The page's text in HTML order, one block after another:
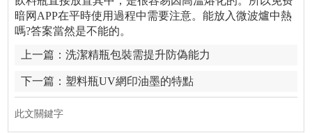
暗网APP在平時使用過程中需要注意。能放入微波爐中熱
嗎?答案當然是不能的。
上一篇：洗潔精瓶包裝需提升防偽能力
下一篇： 塑料瓶UV網印油墨的特點
此文關鍵字